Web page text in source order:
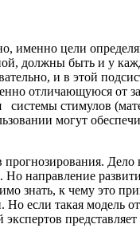
именно цели
должны быть и у
и в этой
отличающуюся
стимулов
могут
Дело
Но направление
знать, к чему это
если такая модель